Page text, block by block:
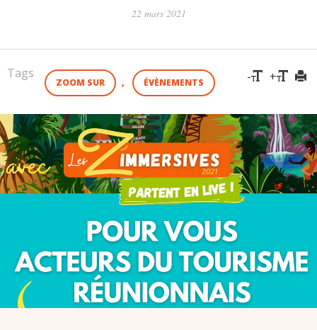
Pro. du tourisme
Journaliste
L'IRT
Qui sommes nous
Planning actions IRT
Marchés / Achats
22 mars 2021
Tags
ZOOM SUR , ÉVÈNEMENTS +
-